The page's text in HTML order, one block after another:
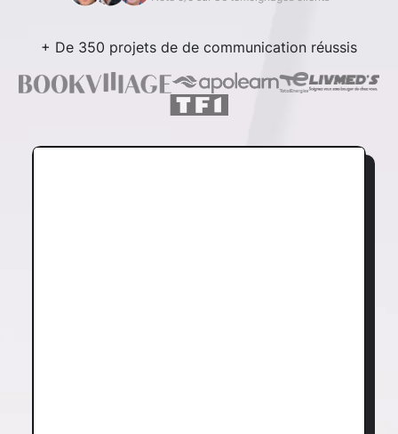
+ De 350 projets de de communication réussis